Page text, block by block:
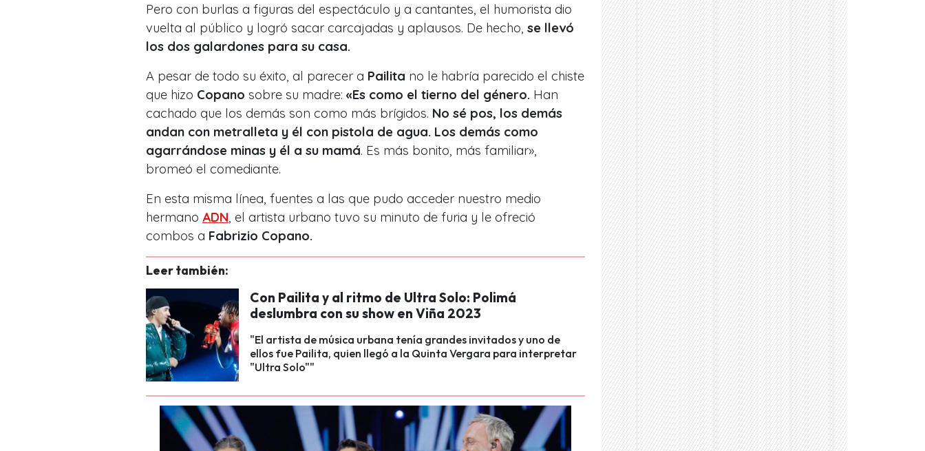
Pero con burlas a figuras del espectáculo y a cantantes, el humorista dio
vuelta al público y logró sacar carcajadas y aplausos. De hecho, se llevó
los dos galardones para su casa.
A pesar de todo su éxito, al parecer a Pailita no le habría parecido el chiste
que hizo Copano sobre su madre: «Es como el tierno del género. Han
cachado que los demás son como más brígidos. No sé pos, los demás
andan con metralleta y él con pistola de agua. Los demás como
agarrándose minas y él a su mamá. Es más bonito, más familiar»,
bromeó el comediante.
En esta misma línea, fuentes a las que pudo acceder nuestro medio
hermano ADN , el artista urbano tuvo su minuto de furia y le ofreció
combos a Fabrizio Copano.
Leer también:
Con Pailita y al ritmo de Ultra Solo: Polimá
deslumbra con su show en Viña 2023
"El artista de música urbana tenía grandes invitados y uno de
ellos fue Pailita, quien llegó a la Quinta Vergara para interpretar
"Ultra Solo""